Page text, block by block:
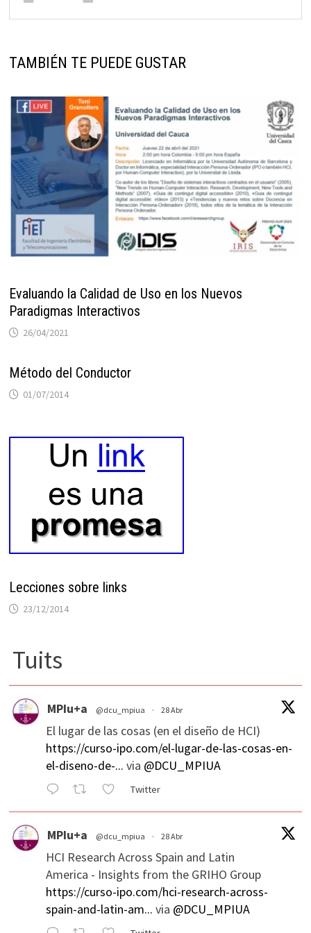
TAMBIÉN TE PUEDE GUSTAR
Evaluando la Calidad de Uso en los Nuevos
Paradigmas Interactivos
26/04/2021
Método del Conductor
01/07/2014
Lecciones sobre links
23/12/2014
Tuits
MPIu+a @dcu_mpiua · 28 Abr
El lugar de las cosas (en el diseño de HCI)
https://curso-ipo.com/el-lugar-de-las-cosas-en-
el-diseno-de-... via @DCU_MPIUA
Twitter
MPIu+a @dcu_mpiua · 28 Abr
HCI Research Across Spain and Latin
America - Insights from the GRIHO Group
https://curso-ipo.com/hci-research-across-
spain-and-latin-am... via @DCU_MPIUA